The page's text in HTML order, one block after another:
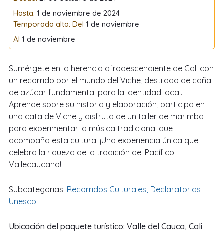
Hasta: 1 de noviembre de 2024
Temporada alta: Del 1 de noviembre
Al 1 de noviembre
Sumérgete en la herencia afrodescendiente de Cali con
un recorrido por el mundo del Viche, destilado de caña
de azúcar fundamental para la identidad local.
Aprende sobre su historia y elaboración, participa en
una cata de Viche y disfruta de un taller de marimba
para experimentar la música tradicional que
acompaña esta cultura. ¡Una experiencia única que
celebra la riqueza de la tradición del Pacífico
Vallecaucano!
Subcategorias: Recorridos Culturales Declaratorias
Unesco
Ubicación del paquete turístico: Valle del Cauca, Cali